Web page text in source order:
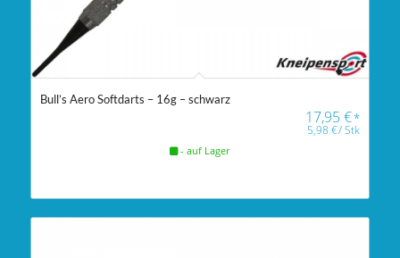
Bull’s Aero Softdarts – 16g – schwarz
17,95€*
5,98€/Stk
- auf Lager